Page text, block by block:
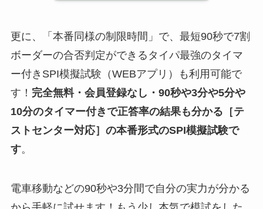
更に、「本番同様の制限時間」で、最短90秒で7割
ボーダーの合否判定ができるタイパ最強のタイマ
ー付きSPI模擬試験（WEBアプリ）も利用可能で
す！ 完全無料・会員登録なし・90秒や3分や5分や
10分のタイマー付きで正答率の結果も分かる ［テ
ストセンター対応］ の本番形式のSPI模擬試験で
す。
電車移動などの90秒や3分間で自分の実力が分かる